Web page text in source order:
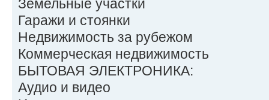
Земельные участки
Гаражи и стоянки
Недвижимость за рубежом
Коммерческая недвижимость
БЫТОВАЯ ЭЛЕКТРОНИКА:
Аудио и видео